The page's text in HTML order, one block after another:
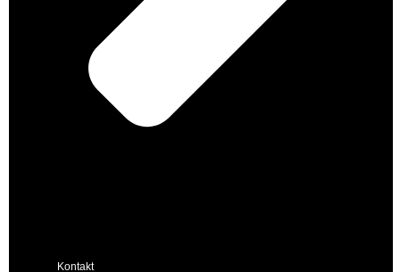
Kontakt